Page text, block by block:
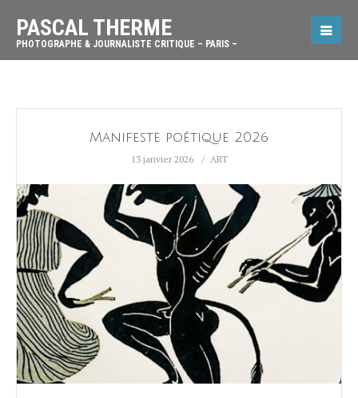
PASCAL THERME
PHOTOGRAPHE & JOURNALISTE CRITIQUE – PARIS –
Manifeste poétique 2026
13 janvier 2026 ART